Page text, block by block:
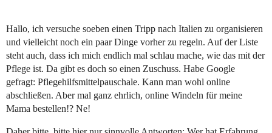
Hallo, ich versuche soeben einen Tripp nach Italien zu organisieren
und vielleicht noch ein paar Dinge vorher zu regeln. Auf der Liste
steht auch, dass ich mich endlich mal schlau mache, wie das mit der
Pflege ist. Da gibt es doch so einen Zuschuss. Habe Google
gefragt: Pflegehilfsmittelpauschale. Kann man wohl online
abschließen. Aber mal ganz ehrlich, online Windeln für meine
Mama bestellen!? Ne!